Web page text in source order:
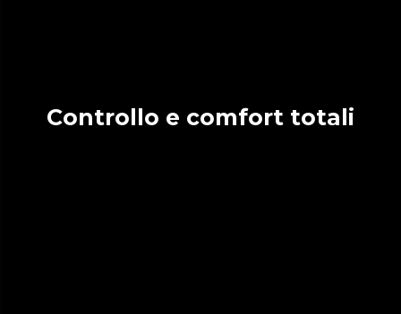
Controllo e comfort totali